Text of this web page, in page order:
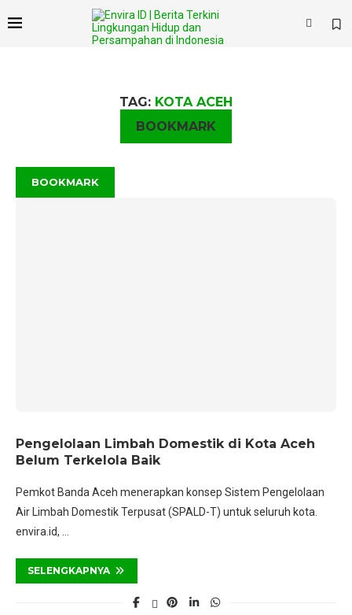
TAG: KOTA ACEH
BOOKMARK
BOOKMARK
Pengelolaan Limbah Domestik di Kota Aceh
Belum Terkelola Baik
Pemkot Banda Aceh menerapkan konsep Sistem Pengelolaan
Air Limbah Domestik Terpusat (SPALD-T) untuk seluruh kota.
envira.id, …
SELENGKAPNYA